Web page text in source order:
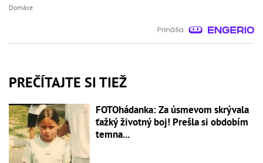
Domáce
PREČÍTAJTE SI TIEŽ
FOTOhádanka: Za úsmevom skrývala
ťažký životný boj! Prešla si obdobím
temna...